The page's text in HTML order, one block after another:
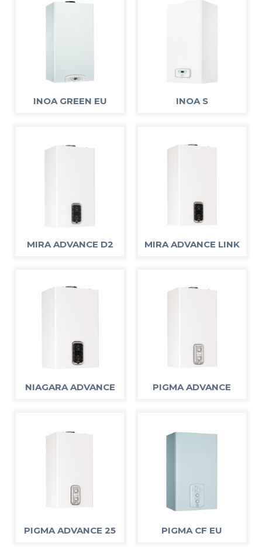
INOA GREEN EU INOA S
MIRA ADVANCE D2 MIRA ADVANCE LINK
NIAGARA ADVANCE PIGMA ADVANCE
PIGMA ADVANCE 25 PIGMA CF EU